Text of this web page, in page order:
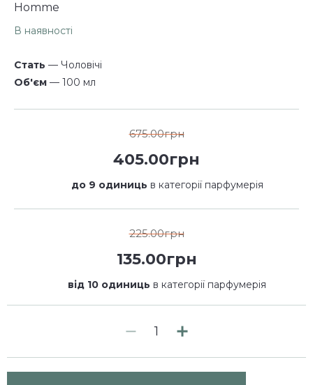
Homme
В наявності
Стать
— Чоловічі
Об'єм
— 100 мл
675.00грн
405.00грн
до 9 одиниць в категорії парфумерія
225.00грн
135.00грн
від 10 одиниць в категорії парфумерія